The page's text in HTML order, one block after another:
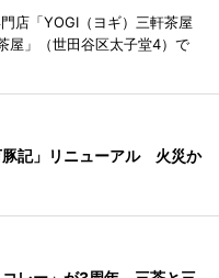
店「YOGI（ヨギ）三軒茶屋
屋」（世田谷区太子堂4）で
豚記」リニューアル 火災か